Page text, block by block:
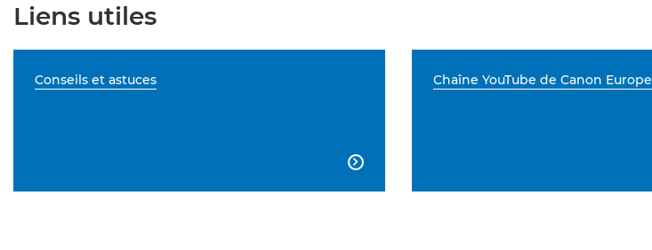
Liens utiles
Conseils et astuces

Chaîne YouTube de Canon Europe